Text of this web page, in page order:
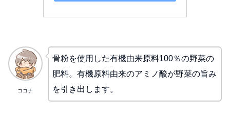
ココナ
骨粉を使用した有機由来原料100％の野菜の
肥料。有機原料由来のアミノ酸が野菜の旨み
を引き出します。